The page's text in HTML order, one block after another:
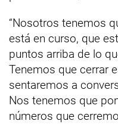
“Nosotros tenemos
está en curso, que
puntos arriba de lo
Tenemos que cerrar
sentaremos a
Nos tenemos que
números que